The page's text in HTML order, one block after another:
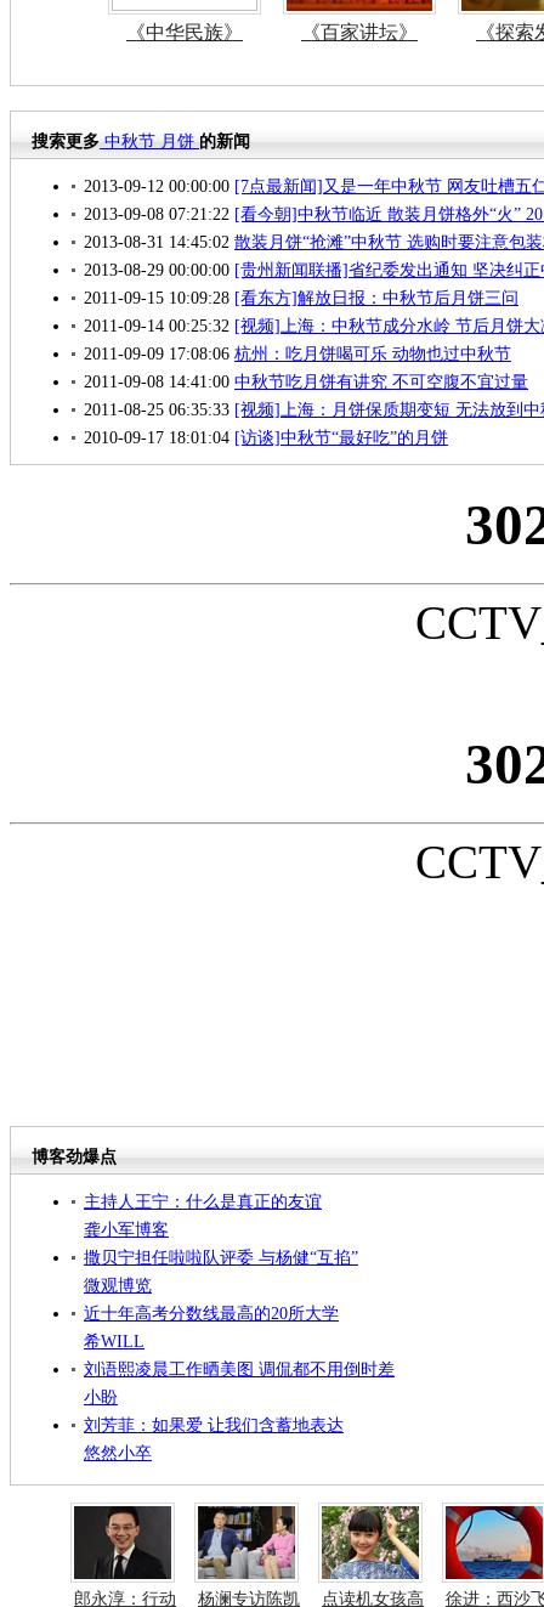
《中华民族》 《百家讲坛》 《探索
搜索更多 中秋节 月饼 的新闻
2013-09-12 00:00:00 [7点最新闻]又是一年中秋节 网友吐槽五
2013-09-08 07:21:22 [看今朝]中秋节临近 散装月饼格外“火”
2013-08-31 14:45:02 散装月饼“抢滩”中秋节 选购时要注意包
2013-08-29 00:00:00 [贵州新闻联播]省纪委发出通知 坚决纠
2011-09-15 10:09:28 [看东方]解放日报：中秋节后月饼三问
2011-09-14 00:25:32 [视频]上海：中秋节成分水岭 节后月饼大
2011-09-09 17:08:06 杭州：吃月饼喝可乐 动物也过中秋节
2011-09-08 14:41:00 中秋节吃月饼有讲究 不可空腹不宜过量
2011-08-25 06:35:33 [视频]上海：月饼保质期变短 无法放到中
2010-09-17 18:01:04 [访谈]中秋节“最好吃”的月饼
博客劲爆点
主持人王宁：什么是真正的友谊
龚小军博客
撒贝宁担任啦啦队评委 与杨健“互掐”
微观博览
近十年高考分数线最高的20所大学
希WILL
刘语熙凌晨工作晒美图 调侃都不用倒时差
小盼
刘芳菲：如果爱 让我们含蓄地表达
悠然小卒
郎永淳：行动
杨澜专访陈凯
点读机女孩高
徐进：西沙